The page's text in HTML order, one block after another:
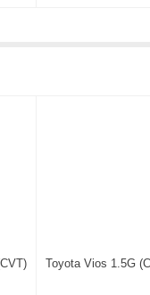
Toyota Vios 1.5G